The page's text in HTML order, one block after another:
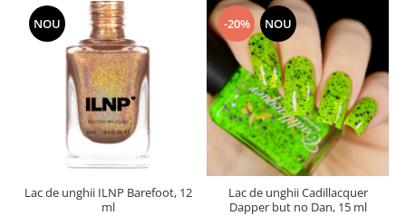
NOU
Lac de unghii ILNP Barefoot, 12
ml
-20% NOU
Lac de unghii Cadillacquer
Dapper but no Dan, 15 ml